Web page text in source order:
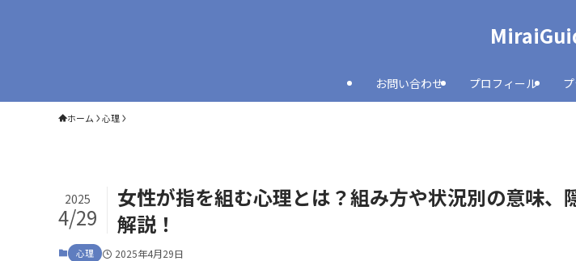
お問い合わせ プロフィール
ホーム 心理
女性が指を組む心理とは？組み方や状況別の意味、
解説！
2025
4/29
心理 2025年4月29日